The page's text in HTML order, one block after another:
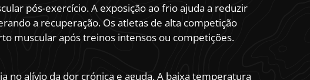
pós-exercício. A exposição ao frio ajuda a reduzir
a recuperação. Os atletas de alta competição
muscular após treinos intensos ou competições.
no alívio da dor crónica e aguda. A baixa temperatura